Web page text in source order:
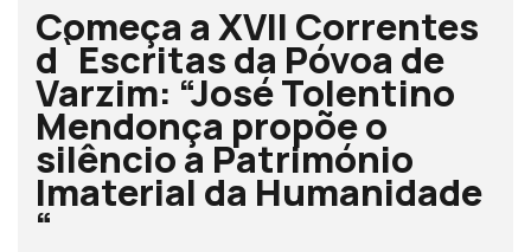
Começa a XVII Correntes
d`Escritas da Póvoa de
Varzim: “José Tolentino
Mendonça propõe o
silêncio a Património
Imaterial da Humanidade
“